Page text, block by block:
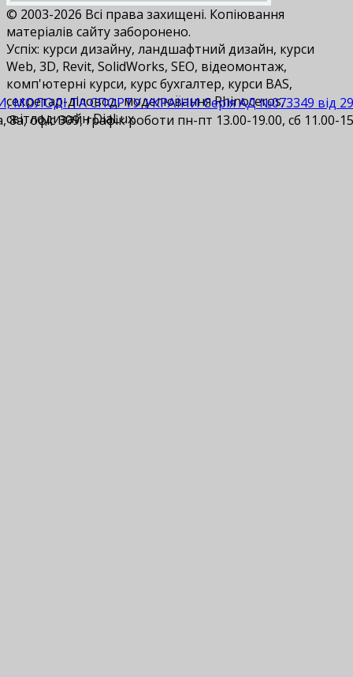
МОЛОДІ ТА СПОРТУ УКРАЇНИ Серія АД №073349 від
8а, офіс 309, графік роботи пн-пт 13.00-19.00, сб 11.00-
© 2003-2026 Всі права захищені. Копіювання
матеріалів сайту заборонено.
Успіх: курси дизайну, ландшафтний дизайн, курси
Web, 3D, Revit, SolidWorks, SEO, відеомонтаж,
комп'ютерні курси, курс бухгалтер, курси BAS,
cекретар-діловод, моделювання Rhinoceros,
світлодизайн DiaLux.